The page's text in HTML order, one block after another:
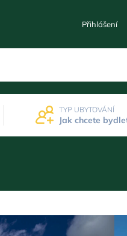
Přihlášení
TYP UBYTOVÁNÍ
Jak chcete